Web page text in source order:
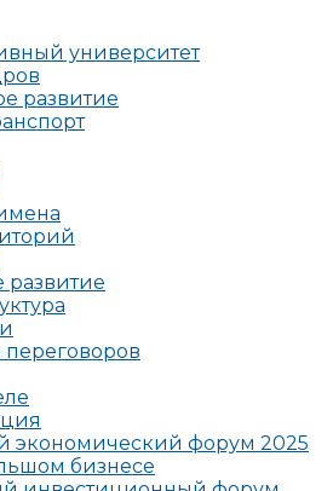
университет
развитие
развитие
переговоров
экономический форум 2025
бизнесе